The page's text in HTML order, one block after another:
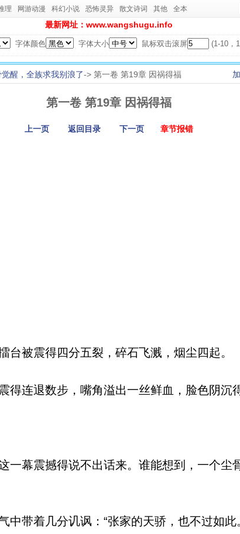
理 网游动漫 科幻小说 恐怖灵异 散文诗词 其他 全本
最新网址：www.wangshugu.info
字体颜色 字体大小 鼠标双击滚屏 (1-10，
醒，全族求我别浪了-> 第一卷 第19章 因祸得福
第一卷 第19章 因祸得福
上一页 返回目录 下一页 章节报错
被震得四分五裂，碎石飞溅，烟尘四起。
连退数步，嘴角溢出一丝鲜血，脸色阴沉
幕震撼得说不出话来。谁能想到，一个尘
带着几分讥讽：“张家的天骄，也不过如此